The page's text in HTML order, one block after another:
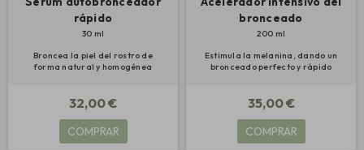
rápido
30 ml
Broncea la piel del rostro de
forma natural y homogénea
32,00 €
COMPRAR
bronceado
200 ml
Estimula la melanina, dando un
bronceado perfecto y rápido
35,00 €
COMPRAR